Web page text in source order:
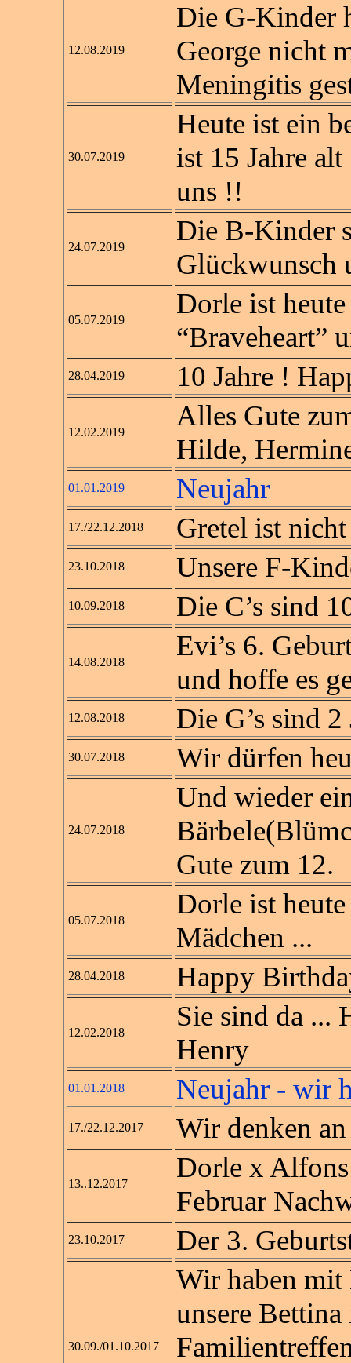
12.08.2019
Die G-Kinder
George nicht
Meningitis
30.07.2019
Heute ist ein
ist 15 Jahre
uns !!
24.07.2019
Die B-Kinder
Glückwunsch
05.07.2019
Dorle ist
“Braveheart”
28.04.2019 10 Jahre !
12.02.2019
Alles Gute
Hilde,
01.01.2019 Neujahr
17./22.12.2018 Gretel ist nicht
23.10.2018 Unsere F-
10.09.2018 Die C’s sind
14.08.2018
Evi’s 6.
und hoffe es
12.08.2018 Die G’s sind 2
30.07.2018 Wir dürfen
24.07.2018
Und wieder
Gute zum 12.
05.07.2018
Dorle ist
Mädchen ...
28.04.2018 Happy
12.02.2018
Sie sind da ...
Henry
01.01.2018 Neujahr - wir
17./22.12.2017 Wir denken
13..12.2017
Dorle x
Februar
23.10.2017 Der 3.
30.09./01.10.2017
Wir haben mit
unsere